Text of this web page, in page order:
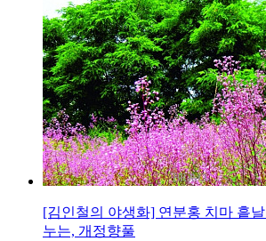
[김인철의 야생화] 연분홍 치마 흩
누는, 개정향풀